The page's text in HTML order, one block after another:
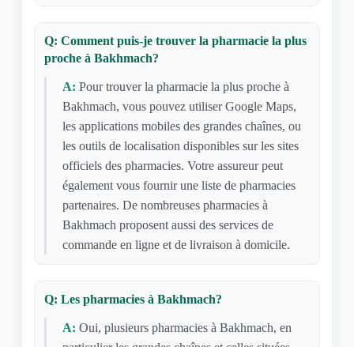
Q: Comment puis-je trouver la pharmacie la plus
proche à Bakhmach?
A: Pour trouver la pharmacie la plus proche à
Bakhmach, vous pouvez utiliser Google Maps,
les applications mobiles des grandes chaînes, ou
les outils de localisation disponibles sur les sites
officiels des pharmacies. Votre assureur peut
également vous fournir une liste de pharmacies
partenaires. De nombreuses pharmacies à
Bakhmach proposent aussi des services de
commande en ligne et de livraison à domicile.
Q: Les pharmacies à Bakhmach?
A: Oui, plusieurs pharmacies à Bakhmach, en